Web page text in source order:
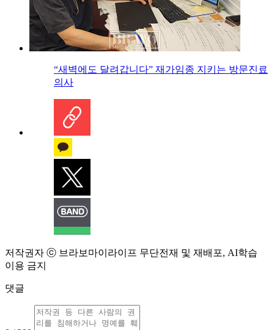
“새벽에도 달려갑니다” 재가임종 지키는 방문진료
의사
저작권자 ⓒ 브라보마이라이프 무단전재 및 재배포, AI학습
이용 금지
댓글